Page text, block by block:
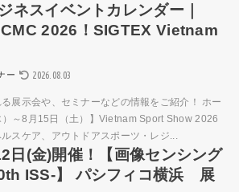
ネスイベントカレンダー｜
2026！SIGTEX Vietnam
ー 2026.08.03
展示会や、セミナーなどの情報をご紹介！ ホー
～8月15日（土）】Vietnam Sport Show 2026
スケア、アウトドアスポーツ・レジ...
日(金)開催！【画像センシング
ISS-】 パシフィコ横浜 展